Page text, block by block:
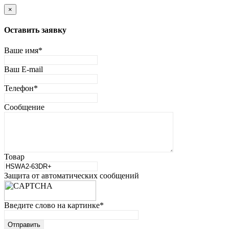
×
Оставить заявку
Ваше имя*
Ваш E-mail
Телефон*
Сообщение
Товар
Защита от автоматических сообщений
Введите слово на картинке*